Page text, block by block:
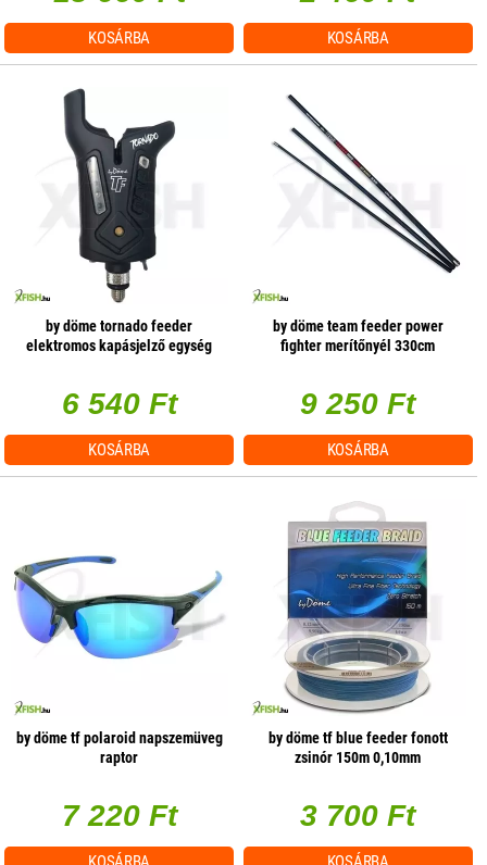
KOSÁRBA KOSÁRBA
by döme tornado feeder
elektromos kapásjelző egység
6 540 Ft
KOSÁRBA
by döme team feeder power
fighter merítőnyél 330cm
9 250 Ft
KOSÁRBA
by döme tf polaroid napszemüveg
raptor
7 220 Ft
by döme tf blue feeder fonott
zsinór 150m 0,10mm
3 700 Ft